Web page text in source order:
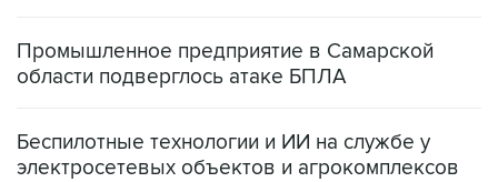
Промышленное предприятие в Самарской
области подверглось атаке БПЛА
Беспилотные технологии и ИИ на службе у
электросетевых объектов и агрокомплексов